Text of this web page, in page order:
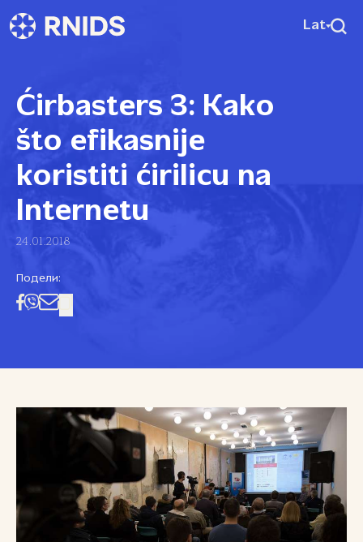
Lat
Ćirbasters 3: Kako
što efikasnije
koristiti ćirilicu na
Internetu
24.01.2018
Подели: